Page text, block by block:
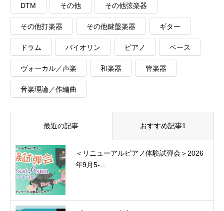
DTM その他 その他弦楽器
その他打楽器 その他鍵盤楽器 ギター
ドラム バイオリン ピアノ ベース
ヴォーカル／声楽 和楽器 管楽器
音楽理論／作編曲
最近の記事 おすすめ記事1
＜リニューアルピアノ体験試弾会＞2026
年9月5-...